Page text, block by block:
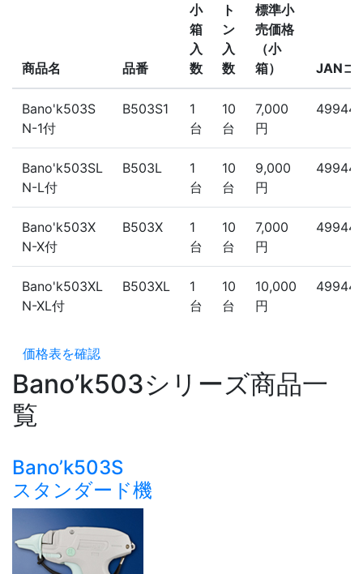
商品名 品番
小
箱
入
数
ト
ン
入
数
標準小
売価格
（小
箱）
JANコ
Bano'k503S
N-1付
B503S1
1
台
10
台
7,000
円
Bano'k503SL
N-L付
B503L
1
台
10
台
9,000
円
Bano'k503X
N-X付
B503X
1
台
10
台
7,000
円
Bano'k503XL
N-XL付
B503XL
1
台
10
台
10,000
円
価格表を確認
Bano’k503シリーズ商品一
覧
Bano’k503S
スタンダード機